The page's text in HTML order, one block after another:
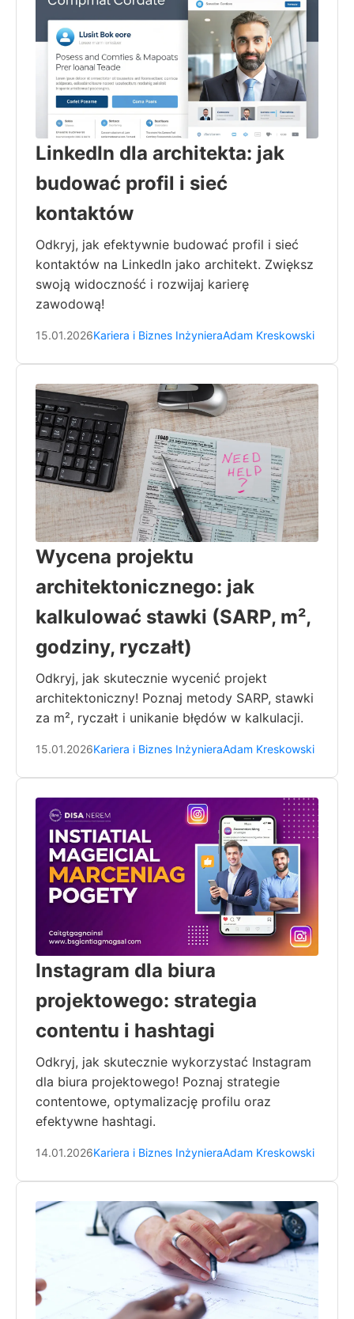
LinkedIn dla architekta: jak
budować profil i sieć
kontaktów
Odkryj, jak efektywnie budować profil i sieć
kontaktów na LinkedIn jako architekt. Zwiększ
swoją widoczność i rozwijaj karierę
zawodową!
15.01.2026Kariera i Biznes InżynieraAdam Kreskowski
Wycena projektu
architektonicznego: jak
kalkulować stawki (SARP, m²,
godziny, ryczałt)
Odkryj, jak skutecznie wycenić projekt
architektoniczny! Poznaj metody SARP, stawki
za m², ryczałt i unikanie błędów w kalkulacji.
15.01.2026Kariera i Biznes InżynieraAdam Kreskowski
Instagram dla biura
projektowego: strategia
contentu i hashtagi
Odkryj, jak skutecznie wykorzystać Instagram
dla biura projektowego! Poznaj strategie
contentowe, optymalizację profilu oraz
efektywne hashtagi.
14.01.2026Kariera i Biznes InżynieraAdam Kreskowski